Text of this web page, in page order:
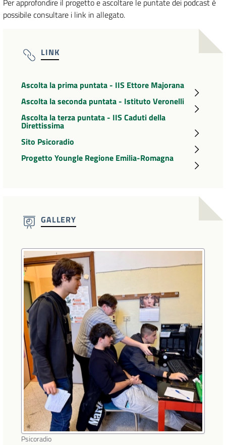
Per approfondire il progetto e ascoltare le puntate dei podcast è
possibile consultare i link in allegato.
LINK
Ascolta la prima puntata - IIS Ettore Majorana
Ascolta la seconda puntata - Istituto Veronelli
Ascolta la terza puntata - IIS Caduti della
Direttissima
Sito Psicoradio
Progetto Youngle Regione Emilia-Romagna
GALLERY
Psicoradio